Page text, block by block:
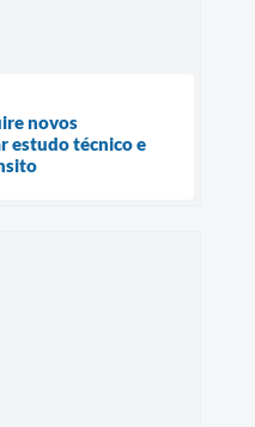
novos
estudo técnico e